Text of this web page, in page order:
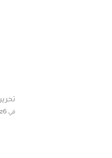
في 17/03/2026 على الساعة 16:04